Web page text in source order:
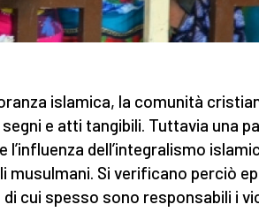
islamica, la comunità
e atti tangibili. Tuttavia una
l’influenza dell’integralismo
musulmani. Si verificano perciò
cui spesso sono responsabili i